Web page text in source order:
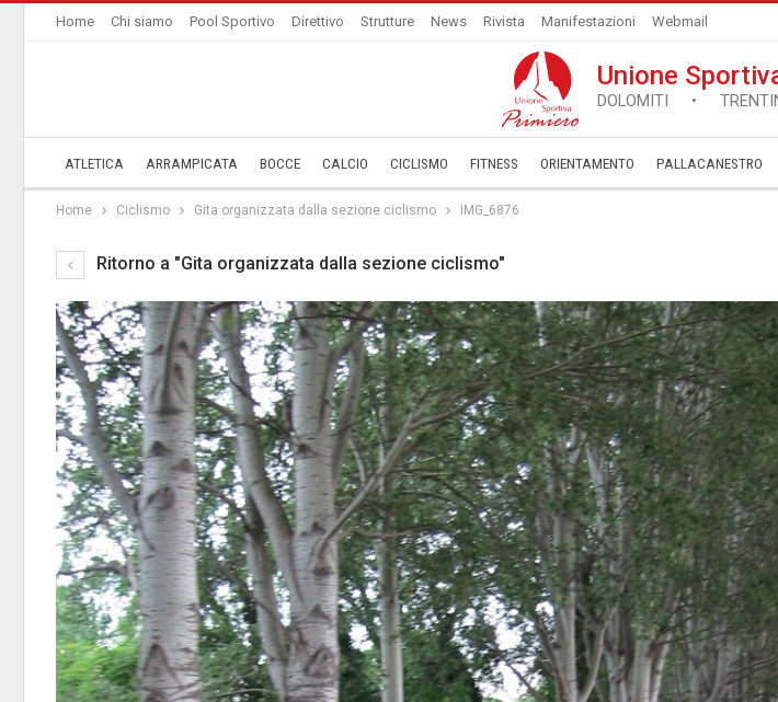
Home Chi siamo Pool Sportivo Direttivo Strutture News Rivista Manifestazioni Webmail
Unione
DOLOMITI •
ATLETICA ARRAMPICATA BOCCE CALCIO CICLISMO FITNESS ORIENTAMENTO PALLACANESTRO
Home Ciclismo Gita organizzata dalla sezione ciclismo IMG_6876
Ritorno a "Gita organizzata dalla sezione ciclismo"